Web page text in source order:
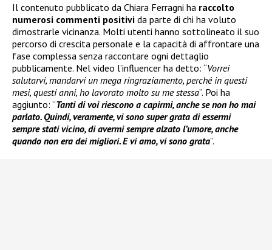
Il contenuto pubblicato da Chiara Ferragni ha raccolto
numerosi commenti positivi da parte di chi ha voluto
dimostrarle vicinanza. Molti utenti hanno sottolineato il suo
percorso di crescita personale e la capacità di affrontare una
fase complessa senza raccontare ogni dettaglio
pubblicamente. Nel video l’influencer ha detto: “Vorrei
salutarvi, mandarvi un mega ringraziamento, perché in questi
mesi, questi anni, ho lavorato molto su me stessa”. Poi ha
aggiunto: “Tanti di voi riescono a capirmi, anche se non ho mai
parlato. Quindi, veramente, vi sono super grata di essermi
sempre stati vicino, di avermi sempre alzato l’umore, anche
quando non era dei migliori. E vi amo, vi sono grata”.